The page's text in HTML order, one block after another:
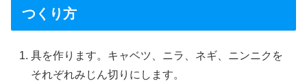
つくり方
具を作ります。キャベツ、ニラ、ネギ、ニンニクを
それぞれみじん切りにします。